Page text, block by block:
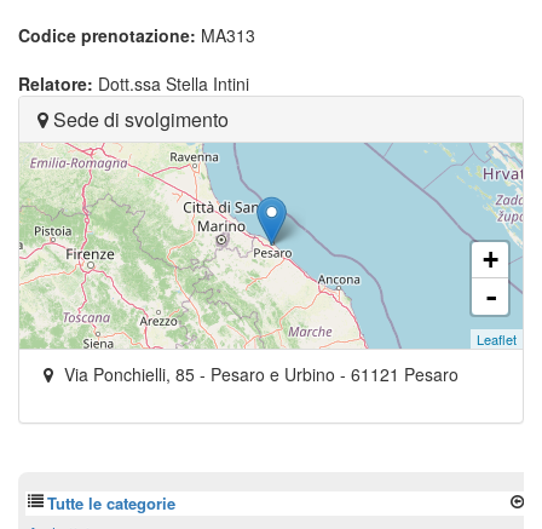
Codice prenotazione: MA313
Relatore: Dott.ssa Stella Intini
Sede di svolgimento
+
-
Leaflet
Via Ponchielli, 85 - Pesaro e Urbino - 61121 Pesaro
Tutte le categorie